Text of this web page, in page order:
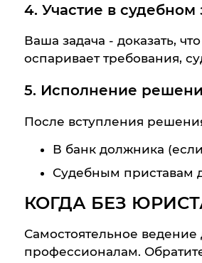
4. Участие в судебном
Ваша задача - доказать,
оспаривает требования,
5. Исполнение
После вступления
В банк должника
Судебным приставам
КОГДА БЕЗ
Самостоятельное
профессионалам.